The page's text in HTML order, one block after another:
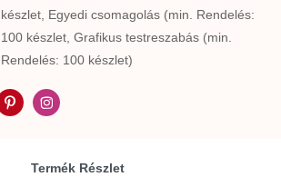
készlet, Egyedi csomagolás (min. Rendelés:
100 készlet, Grafikus testreszabás (min.
Rendelés: 100 készlet)
Termék Részlet